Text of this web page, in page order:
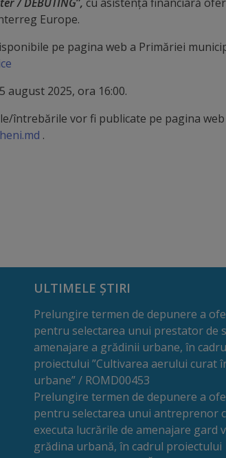
Europe.
pe pagina web a Primăriei
2025, ora 16:00.
întrebările vor fi publicate pe pagina web
.
ULTIMELE ȘTIRI
Prelungire termen de depunere a
pentru selectarea unui prestator de
amenajare a grădinii urbane, în
proiectului ”Cultivarea aerului curat
urbane” / ROMD00453
Prelungire termen de depunere a
pentru selectarea unui antreprenor
executa lucrările de amenajare gard
grădina urbană, în cadrul proiectului